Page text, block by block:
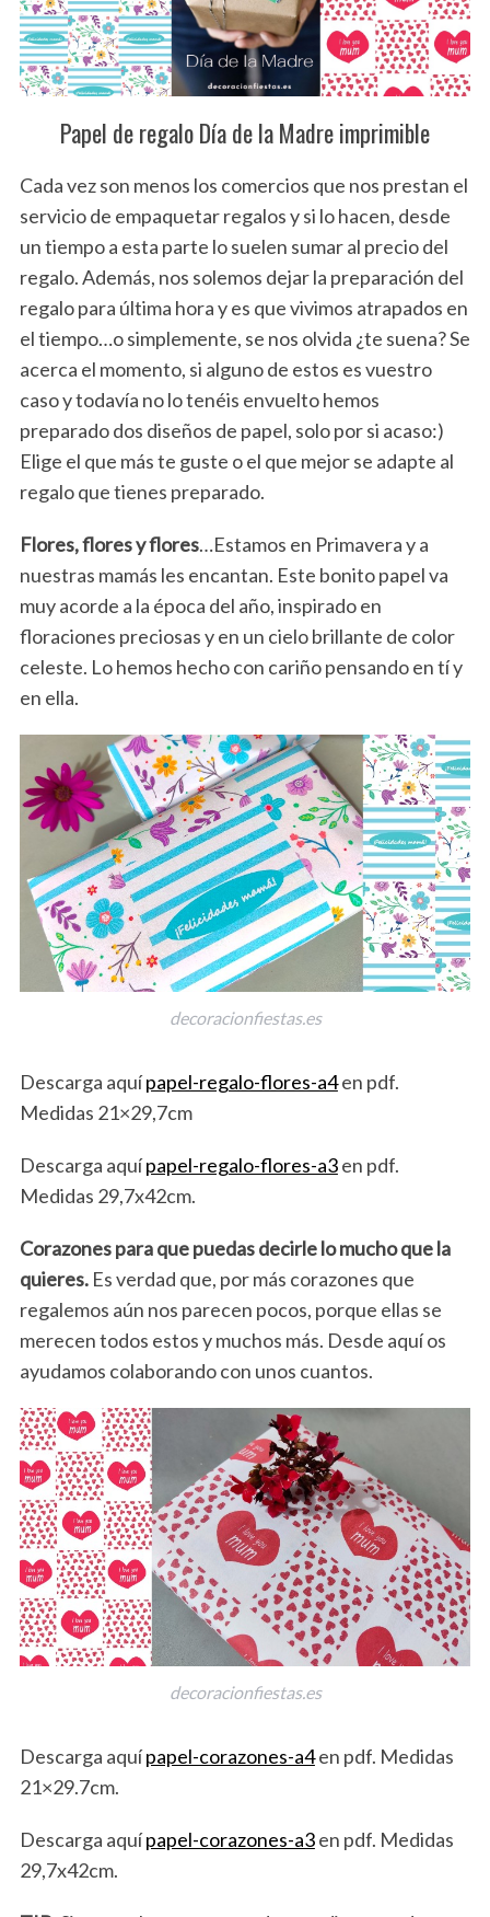
Papel de regalo Día de la Madre imprimible
Cada vez son menos los comercios que nos prestan el
servicio de empaquetar regalos y si lo hacen, desde
un tiempo a esta parte lo suelen sumar al precio del
regalo. Además, nos solemos dejar la preparación del
regalo para última hora y es que vivimos atrapados en
el tiempo…o simplemente, se nos olvida ¿te suena? Se
acerca el momento, si alguno de estos es vuestro
caso y todavía no lo tenéis envuelto hemos
preparado dos diseños de papel, solo por si acaso:)
Elige el que más te guste o el que mejor se adapte al
regalo que tienes preparado.
Flores, flores y flores…Estamos en Primavera y a
nuestras mamás les encantan. Este bonito papel va
muy acorde a la época del año, inspirado en
floraciones preciosas y en un cielo brillante de color
celeste. Lo hemos hecho con cariño pensando en tí y
en ella.
decoracionfiestas.es
Descarga aquípapel-regalo-flores-a4en pdf.
Medidas 21×29,7cm
Descarga aquípapel-regalo-flores-a3en pdf.
Medidas 29,7x42cm.
Corazones para que puedas decirle lo mucho que la
quieres. Es verdad que, por más corazones que
regalemos aún nos parecen pocos, porque ellas se
merecen todos estos y muchos más. Desde aquí os
ayudamos colaborando con unos cuantos.
decoracionfiestas.es
Descarga aquípapel-corazones-a4en pdf. Medidas
21×29.7cm.
Descarga aquípapel-corazones-a3en pdf. Medidas
29,7x42cm.